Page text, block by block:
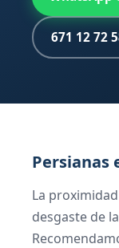
671 12 72
Persianas
La
desgaste de